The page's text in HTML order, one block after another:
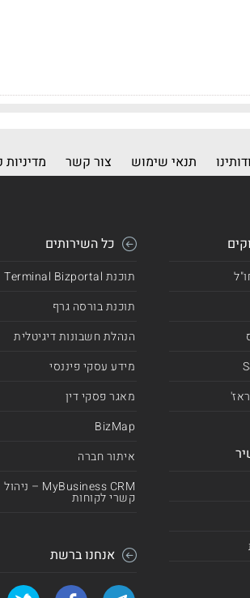
תנאי שימוש צור קשר
כל השירותים
תוכנת Terminal Bizportal
תוכנת בורסה גרף
הנהלת חשבונות דיגיטלית
מידע עסקי פיננסי
מאגר פסקי דין
BizMap
איתור חברה
MyBusiness CRM – ניהול
קשרי לקוחות
אנחנו ברשת